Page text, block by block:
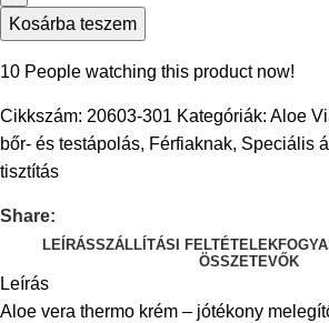
Kosárba teszem
10 People watching this product now!
Cikkszám: 20603-301 Kategóriák: Aloe
bőr- és testápolás, Férfiaknak, Speciális
tisztítás
Share:
LEÍRÁSSZÁLLÍTÁSI FELTÉTELEK
ÖSSZETEVŐK
Leírás
Aloe vera thermo krém – jótékony